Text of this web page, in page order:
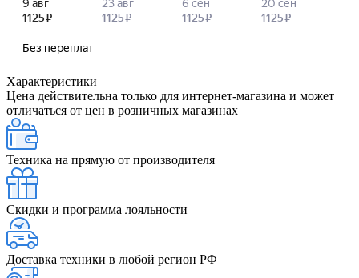
Характеристики
Цена действительна только для интернет-магазина и может
отличаться от цен в розничных магазинах
Техника на прямую от производителя
Скидки и программа лояльности
Доставка техники в любой регион РФ